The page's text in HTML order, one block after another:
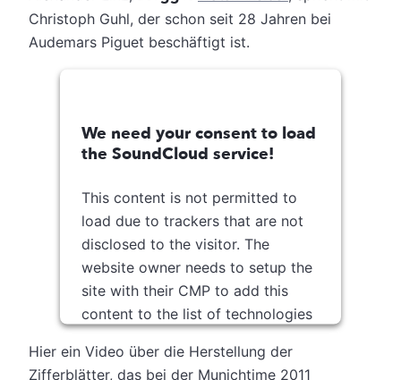
Christoph Guhl, der schon seit 28 Jahren bei
Audemars Piguet beschäftigt ist.
We need your consent to load
the SoundCloud service!
This content is not permitted to
load due to trackers that are not
disclosed to the visitor. The
website owner needs to setup the
site with their CMP to add this
content to the list of technologies
Powered by Usercentrics Consent
Hier ein Video über die Herstellung der
Zifferblätter, das bei der Munichtime 2011